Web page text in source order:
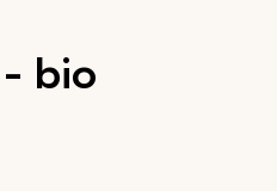
bio